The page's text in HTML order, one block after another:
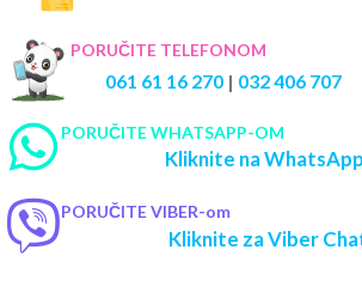
PORUČITE TELEFONOM
061 61 16 270 | 032 406 707
PORUČITE WHATSAPP-OM
Kliknite na
PORUČITE VIBER-om
Kliknite za Viber